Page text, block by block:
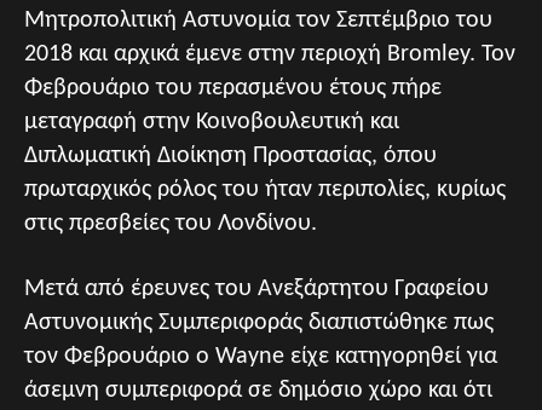
Μητροπολιτική Αστυνομία τον Σεπτέμβριο του
2018 και αρχικά έμενε στην περιοχή Bromley. Τον
Φεβρουάριο του περασμένου έτους πήρε
μεταγραφή στην Κοινοβουλευτική και
Διπλωματική Διοίκηση Προστασίας, όπου
πρωταρχικός ρόλος του ήταν περιπολίες, κυρίως
στις πρεσβείες του Λονδίνου.
Μετά από έρευνες του Ανεξάρτητου Γραφείου
Αστυνομικής Συμπεριφοράς διαπιστώθηκε πως
τον Φεβρουάριο ο Wayne είχε κατηγορηθεί για
άσεμνη συμπεριφορά σε δημόσιο χώρο και ότι